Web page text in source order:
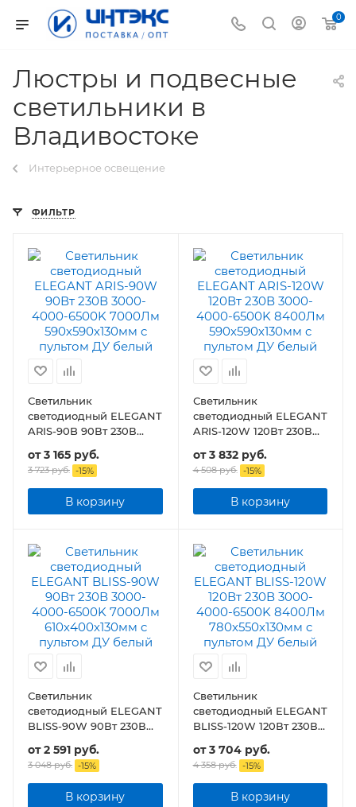
0
Люстры и подвесные
светильники в
Владивостоке
Интерьерное освещение
ФИЛЬТР
Светильник
светодиодный ELEGANT
ARIS-90B 90Вт 230В
7000Лм 590х590х130мм
c пультом ДУ
от3 165 руб.
3 723 руб. -15%
В корзину
Светильник
светодиодный ELEGANT
ARIS-120W 120Вт 230В
8400Лм 590х590х130мм
c пультом ДУ
от3 832 руб.
4 508 руб. -15%
В корзину
Светильник
светодиодный ELEGANT
BLISS-90W 90Вт 230В
7000Лм 610х400х130мм
c пультом ДУ
от2 591 руб.
3 048 руб. -15%
В корзину
Светильник
светодиодный ELEGANT
BLISS-120W 120Вт 230В
8400Лм 780х550х130мм
c пультом ДУ
от3 704 руб.
4 358 руб. -15%
В корзину